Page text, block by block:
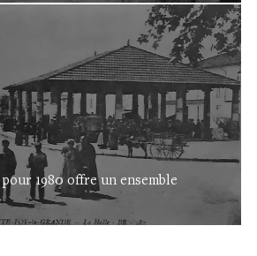
1980 offre un ensemble